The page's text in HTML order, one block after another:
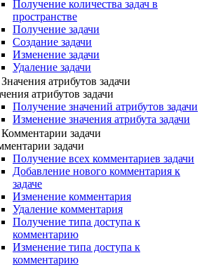
Получение количества задач в
пространстве
Получение задачи
Создание задачи
Изменение задачи
Удаление задачи
Значения атрибутов задачи
атрибутов задачи
Получение значений атрибутов задачи
Изменение значения атрибута задачи
Комментарии задачи
задачи
Получение всех комментариев задачи
Добавление нового комментария к
задаче
Изменение комментария
Удаление комментария
Получение типа доступа к
комментарию
Изменение типа доступа к
комментарию